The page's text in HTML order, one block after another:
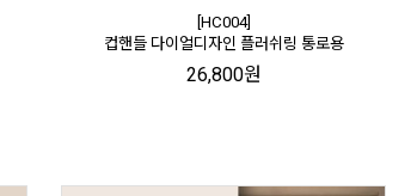
[HC004]
컵핸들 다이얼디자인 플러쉬링 통로용
26,800원